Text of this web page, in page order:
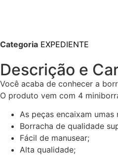
Categoria EXPEDIENTE
Descrição e
Você acaba de conhecer a
O produto vem com 4
As peças encaixam umas
Borracha de qualidade
Fácil de manusear;
Alta qualidade;